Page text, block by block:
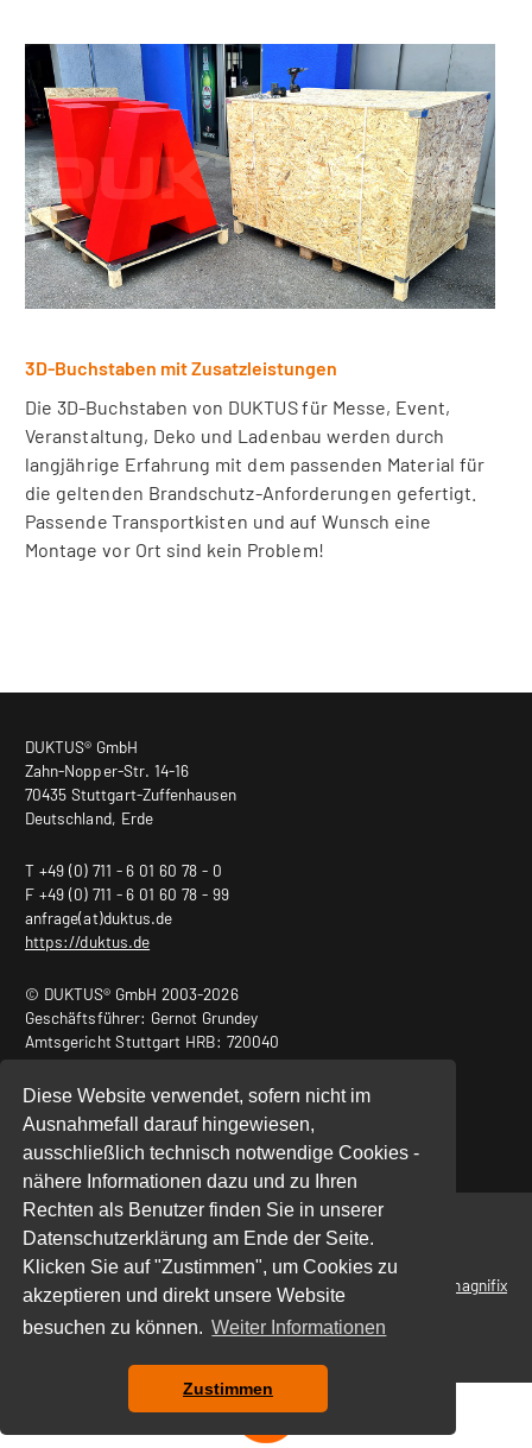
Diese Website verwendet, sofern nicht im
Ausnahmefall darauf hingewiesen,
ausschließlich technisch notwendige Cookies -
nähere Informationen dazu und zu Ihren
Rechten als Benutzer finden Sie in unserer
Datenschutzerklärung am Ende der Seite.
Klicken Sie auf "Zustimmen", um Cookies zu
akzeptieren und direkt unsere Website
besuchen zu können. Weiter Informationen
Zustimmen
3D-Buchstaben mit Zusatzleistungen
Die 3D-Buchstaben von DUKTUS für Messe, Event,
Veranstaltung, Deko und Ladenbau werden durch
langjährige Erfahrung mit dem passenden Material für
die geltenden Brandschutz-Anforderungen gefertigt.
Passende Transportkisten und auf Wunsch eine
Montage vor Ort sind kein Problem!
DUKTUS® GmbH
Zahn-Nopper-Str. 14-16
70435 Stuttgart-Zuffenhausen
Deutschland, Erde
T +49 (0) 711 - 6 01 60 78 - 0
F +49 (0) 711 - 6 01 60 78 - 99
anfrage(at)duktus.de
https://duktus.de
© DUKTUS® GmbH 2003-2026
Geschäftsführer: Gernot Grundey
Amtsgericht Stuttgart HRB: 720040
USt.-ID Nr.: DE240932011
Start|Datenschutz|Impressum
magnifix